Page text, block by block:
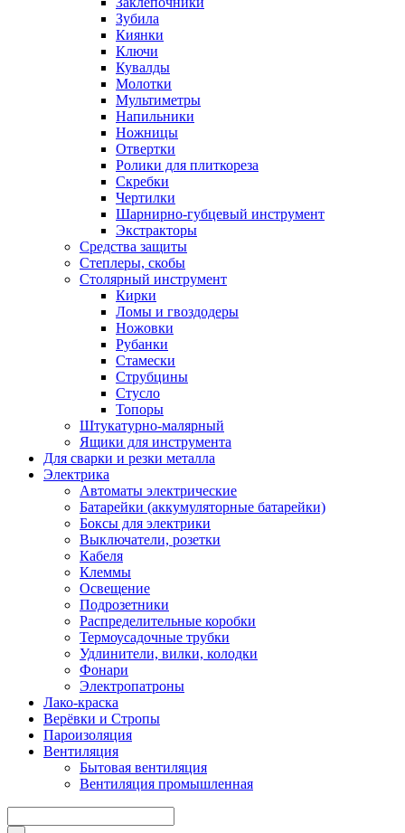
Зубила
Киянки
Ключи
Кувалды
Молотки
Мультиметры
Напильники
Ножницы
Отвертки
Ролики для плиткореза
Скребки
Чертилки
Шарнирно-губцевый инструмент
Экстракторы
Средства защиты
Степлеры, скобы
Столярный инструмент
Кирки
Ломы и гвоздодеры
Ножовки
Рубанки
Стамески
Струбцины
Стусло
Топоры
Штукатурно-малярный
Ящики для инструмента
Для сварки и резки металла
Электрика
Автоматы электрические
Батарейки (аккумуляторные батарейки)
Боксы для электрики
Выключатели, розетки
Кабеля
Клеммы
Освещение
Подрозетники
Распределительные коробки
Термоусадочные трубки
Удлинители, вилки, колодки
Фонари
Электропатроны
Лако-краска
Верёвки и Стропы
Пароизоляция
Вентиляция
Бытовая вентиляция
Вентиляция промышленная